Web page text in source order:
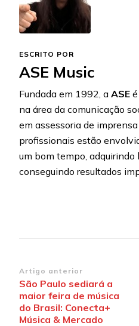
ESCRITO POR
ASE Music
Fundada em 1992, a ASE
na área da comunicação
em assessoria de
profissionais estão
um bom tempo, adquirindo
conseguindo resultados
Navegação
de
post
Artigo anterior
São Paulo sediará a
maior feira de música
do Brasil: Conecta+
Música & Mercado